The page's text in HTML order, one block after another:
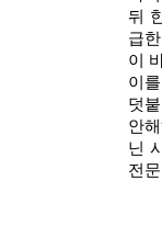
뒤
급
이
이
덧
안
닌
전